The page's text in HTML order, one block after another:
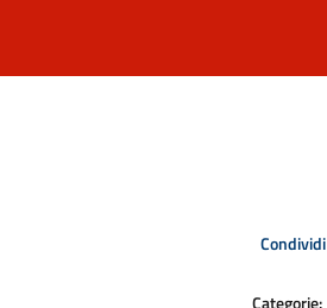
Condividi
Categorie: